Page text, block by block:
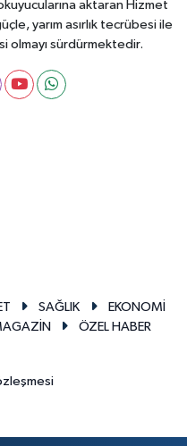
aktaran Hizmet
yarım asırlık tecrübesi ile
olmayı sürdürmektedir.
SAĞLIK
EKONOMİ
ÖZEL HABER